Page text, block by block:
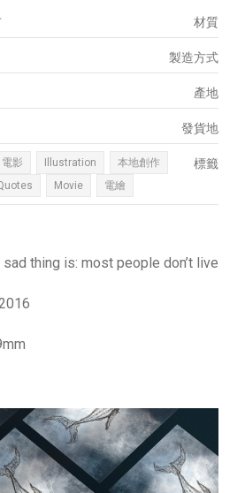
材質
製造方式
產地
發貨地
標籤
電影 Illustration
本地創作
Movie 電繪
sad thing is: most people don’t live